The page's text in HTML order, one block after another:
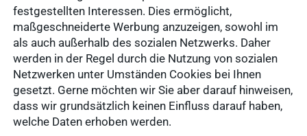
festgestellten Interessen. Dies ermöglicht,
maßgeschneiderte Werbung anzuzeigen, sowohl im
als auch außerhalb des sozialen Netzwerks. Daher
werden in der Regel durch die Nutzung von sozialen
Netzwerken unter Umständen Cookies bei Ihnen
gesetzt. Gerne möchten wir Sie aber darauf hinweisen,
dass wir grundsätzlich keinen Einfluss darauf haben,
welche Daten erhoben werden.